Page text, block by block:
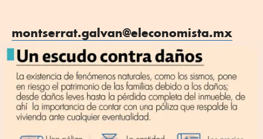
montserrat.galvan@eleconomista.mx